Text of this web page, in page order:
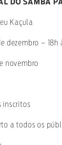
DO SAMBA
Kaçula
dezembro – 18h
novembro
inscritos
a todos os